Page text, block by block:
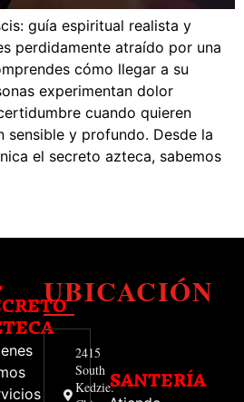
guía espiritual realista y
perdidamente atraído por una
cómo llegar a su
experimentan dolor
cuando quieren
sensible y profundo. Desde la
el secreto azteca, sabemos
UBICACIÓN
2415
South
Kedzie.SANTERÍA